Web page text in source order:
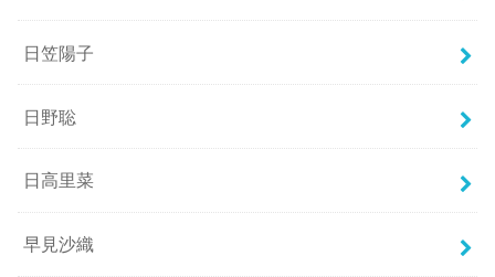
日笠陽子
日野聡
日高里菜
早見沙織